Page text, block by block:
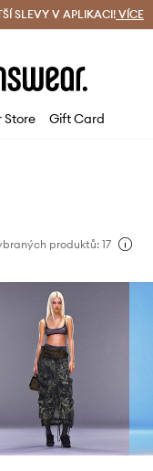
Doručení i do 24 h
SLEVY V APLIKACI!VÍCE
Store Gift Card
produktů: 17